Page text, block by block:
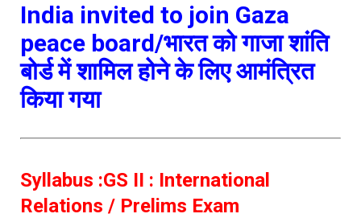
India invited to join Gaza
peace board/भारत को गाजा शांति
बोर्ड में शामिल होने के लिए आमंत्रित
किया गया
Syllabus :GS II : International
Relations / Prelims Exam